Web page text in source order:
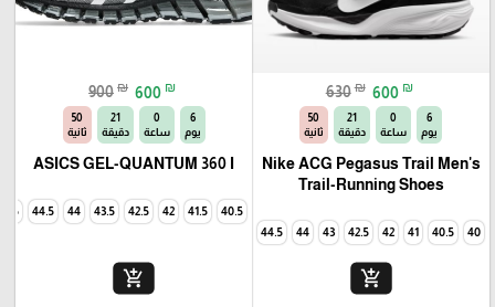
🎓
630 ₪ 600 ₪
6
يوم
0
ساعة
21
دقيقة
49
ثانية
Nike ACG Pegasus Trail Men's
Trail-Running Shoes
40
40.5
41
42
42.5
43
44
44.5
add_shopping_cart
900 ₪ 600 ₪
6
يوم
0
ساعة
21
دقيقة
49
ثانية
ASICS GEL-QUANTUM 360 I
40.5
41.5
42
42.5
43.5
44
44.5
45
add_shopping_cart